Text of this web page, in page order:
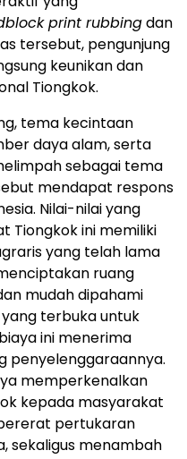
print rubbingdan
tersebut, pengunjung
keunikan dan
Tiongkok.
tema kecintaan
daya alam, serta
sebagai tema
mendapat respons
Nilai-nilai yang
Tiongkok ini memiliki
yang telah lama
ruang
mudah dipahami
terbuka untuk
ini menerima
penyelenggaraannya.
memperkenalkan
kepada masyarakat
pertukaran
sekaligus menambah